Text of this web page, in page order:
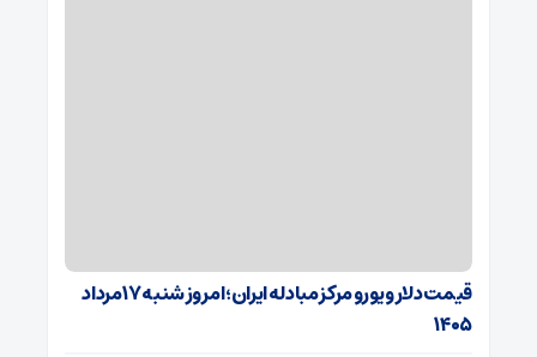
قیمت دلار و یورو مرکز مبادله ایران؛ امروز شنبه ۱۷ مرداد
۱۴۰۵